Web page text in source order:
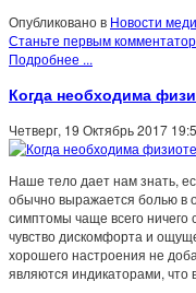
Опубликовано в Новости
Станьте первым
Подробнее ...
Когда необходима
Четверг, 19 Октябрь 2017
Наше тело дает нам знать,
обычно выражается болью в
симптомы чаще всего ничего
чувство дискомфорта и
хорошего настроения не
являются индикаторами, что